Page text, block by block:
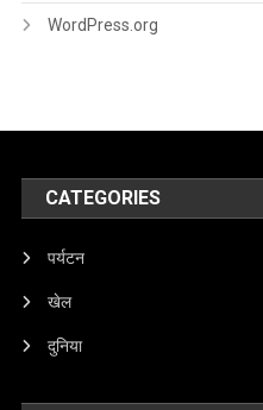
WordPress.org
CATEGORIES
पर्यटन
खेल
दुनिया